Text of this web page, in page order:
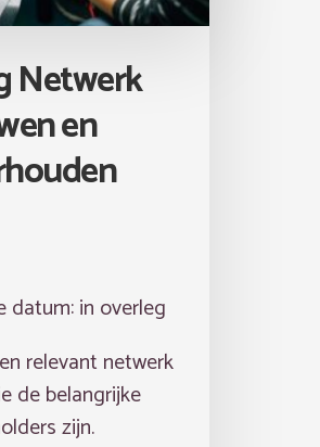
Netwerk
en
datum:in overleg
relevant netwerk
de belangrijke
zijn.